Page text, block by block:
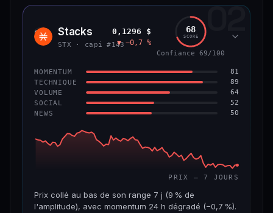
CAP. MARCHÉ VOLUME 24 H
VAR. 7 J VAR. 30 J
−9,9 %
VS ATH
−55,9 %
CONFIANCE 66/100
02
STX Stacks
STX · capi #143
0,1296 $
▼ −0,7 %
68
SCORE
Confiance 69/100
MOMENTUM 81
TECHNIQUE 89
VOLUME 64
SOCIAL 52
NEWS 50
PRIX — 7 JOURS
Prix collé au bas de son range 7 j (9 % de
l'amplitude), avec momentum 24 h dégradé (−0,7 %).